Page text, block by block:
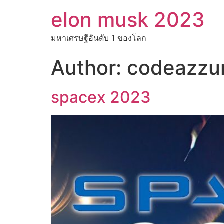
elon musk 2023
มหาเศรษฐีอันดับ 1 ของโลก
Author:
spacex 2023